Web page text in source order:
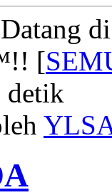
[
detik